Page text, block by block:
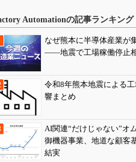
Automationの記事ランキング
なぜ熊本に半導体産業が
――地震で工場稼働停止
令和8年熊本地震による
響まとめ
AI関連“だけじゃない”オ
御機器事業、地道な顧客
結実